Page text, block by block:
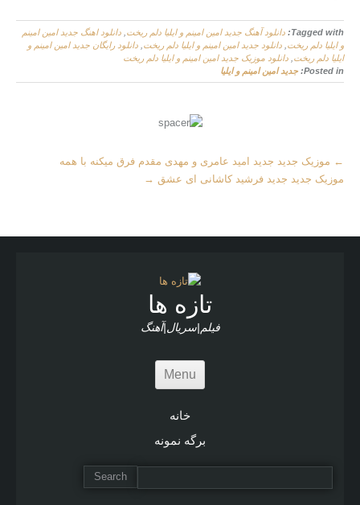
Tagged with: دانلود آهنگ جديد امین امینم و ایلیا دلم ریخت دانلود اهنگ جديد امین امینم
و ایلیا دلم ریخت دانلود جديد امین امینم و ایلیا دلم ریخت دانلود رایگان جديد امین امینم و
ایلیا دلم ریخت دانلود موزیک جديد امین امینم و ایلیا دلم ریخت
Posted in: جديد امین امینم و ایلیا
M← موزیک جدید جديد امید عامری و مهدی مقدم فرق میکنه با همه
موزیک جدید جديد فرشید کاشانی ای عشق →
تازه ها
فیلم|سریال|آهنگ
Menu
خانه
برگه نمونه